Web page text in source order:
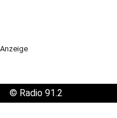
Anzeige
© Radio 91.2